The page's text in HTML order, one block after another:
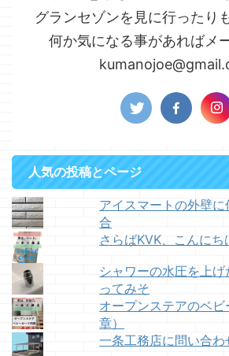
グランセゾンを見に行ったり
何か気になる事があればメ
人気の投稿とページ
アイスマートの外壁
合
さらばKVK、こんにち
シャワーの水圧を上
ってみそ
オープンステアのベ
章）
一条工務店に問い合わ